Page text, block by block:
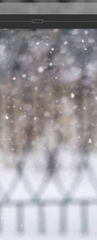
Версия для
Новости
здоровья" 2021